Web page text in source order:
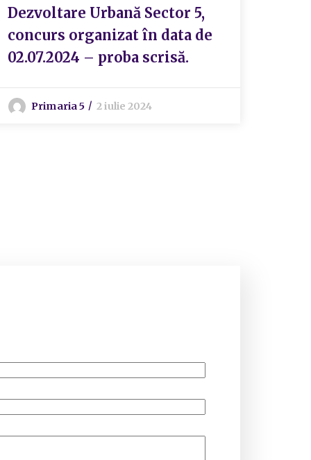
Dezvoltare Urbană Sector 5,
concurs organizat în data de
02.07.2024 – proba scrisă.
Primaria 5 2 iulie 2024